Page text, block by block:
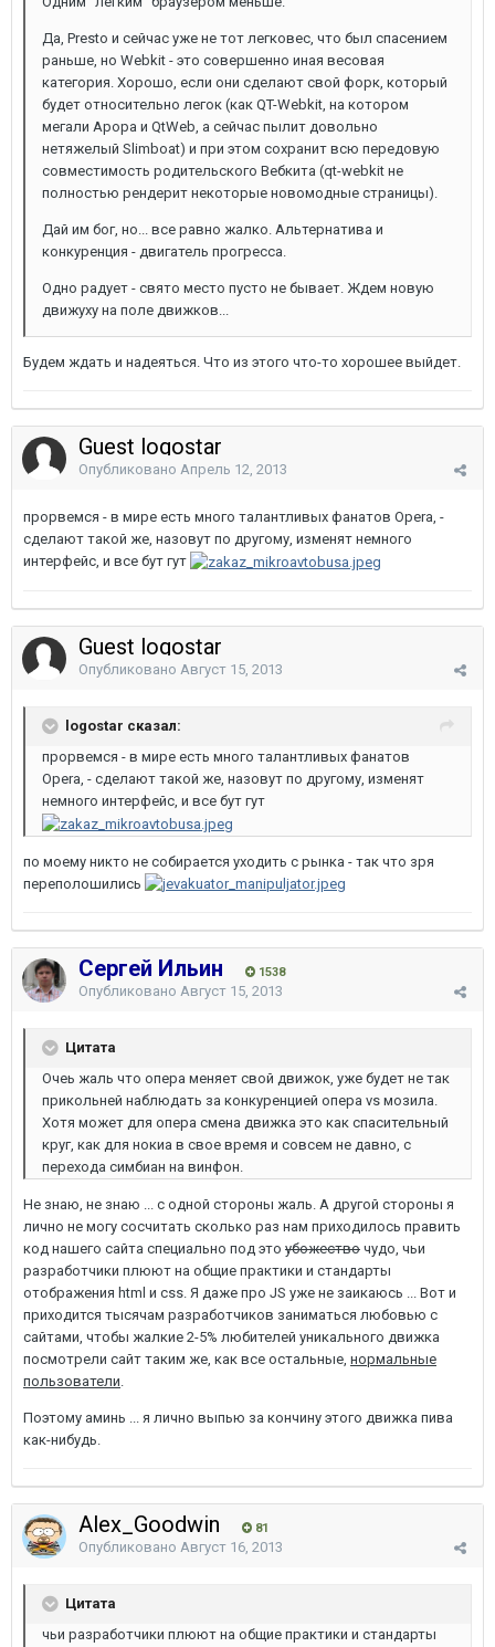
Да, Presto и сейчас уже не тот легковес, что был спасением
раньше, но Webkit - это совершенно иная весовая
категория. Хорошо, если они сделают свой форк, который
будет относительно легок (как QT-Webkit, на котором
мегали Арора и QtWeb, а сейчас пылит довольно
нетяжелый Slimboat) и при этом сохранит всю передовую
совместимость родительского Вебкита (qt-webkit не
полностью рендерит некоторые новомодные страницы).
Дай им бог, но... все равно жалко. Альтернатива и
конкуренция - двигатель прогресса.
Одно радует - свято место пусто не бывает. Ждем новую
движуху на поле движков...
Будем ждать и надеяться. Что из этого что-то хорошее выйдет.
Guest logostar
Опубликовано Апрель 12, 2013
прорвемся - в мире есть много талантливых фанатов Opera, -
сделают такой же, назовут по другому, изменят немного
интерфейс, и все бут гут
Guest logostar
Опубликовано Август 15, 2013
logostar сказал:
прорвемся - в мире есть много талантливых фанатов
Opera, - сделают такой же, назовут по другому, изменят
немного интерфейс, и все бут гут
по моему никто не собирается уходить с рынка - так что зря
переполошились
Сергей Ильин 1538
Опубликовано Август 15, 2013
Цитата
Очеь жаль что опера меняет свой движок, уже будет не так
прикольней наблюдать за конкуренцией опера vs мозила.
Хотя может для опера смена движка это как спасительный
круг, как для нокиа в свое время и совсем не давно, с
перехода симбиан на винфон.
Не знаю, не знаю ... с одной стороны жаль. А другой стороны я
лично не могу сосчитать сколько раз нам приходилось править
код нашего сайта специально под это убожество чудо, чьи
разработчики плюют на общие практики и стандарты
отображения html и css. Я даже про JS уже не заикаюсь ... Вот и
приходится тысячам разработчиков заниматься любовью с
сайтами, чтобы жалкие 2-5% любителей уникального движка
посмотрели сайт таким же, как все остальные, нормальные
пользователи.
Поэтому аминь ... я лично выпью за кончину этого движка пива
как-нибудь.
Alex_Goodwin 81
Опубликовано Август 16, 2013
Цитата
чьи разработчики плюют на общие практики и стандарты